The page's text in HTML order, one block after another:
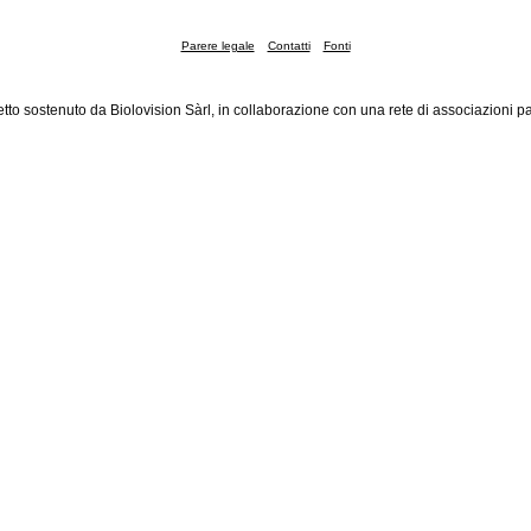
Parere legale Contatti Fonti
sostenuto da Biolovision Sàrl, in collaborazione con una rete di associazioni